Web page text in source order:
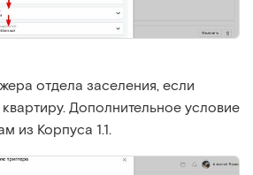
отдела заселения, если
Дополнительное условие
из Корпуса 1.1.